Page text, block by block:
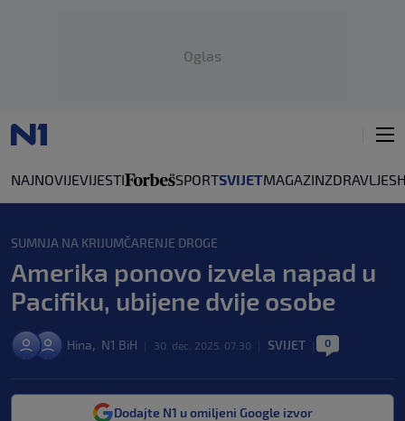
Oglas
NAJNOVIJEVIJESTI SPORTSVIJETMAGAZINZDRAVLJE
SUMNJA NA KRIJUMČARENJE DROGE
Amerika ponovo izvela napad u
Pacifiku, ubijene dvije osobe
Hina, N1 BiH 30. dec. 2025. 07:30 SVIJET 0
Dodajte N1 u omiljeni Google izvor